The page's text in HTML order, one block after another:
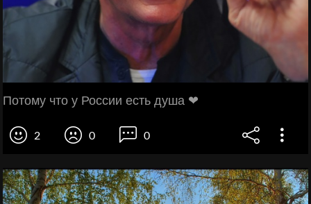
Потому что у России есть душа ❤
2 0 0